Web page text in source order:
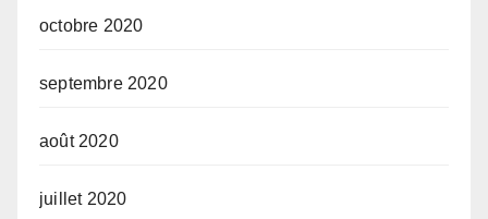
octobre 2020
septembre 2020
août 2020
juillet 2020